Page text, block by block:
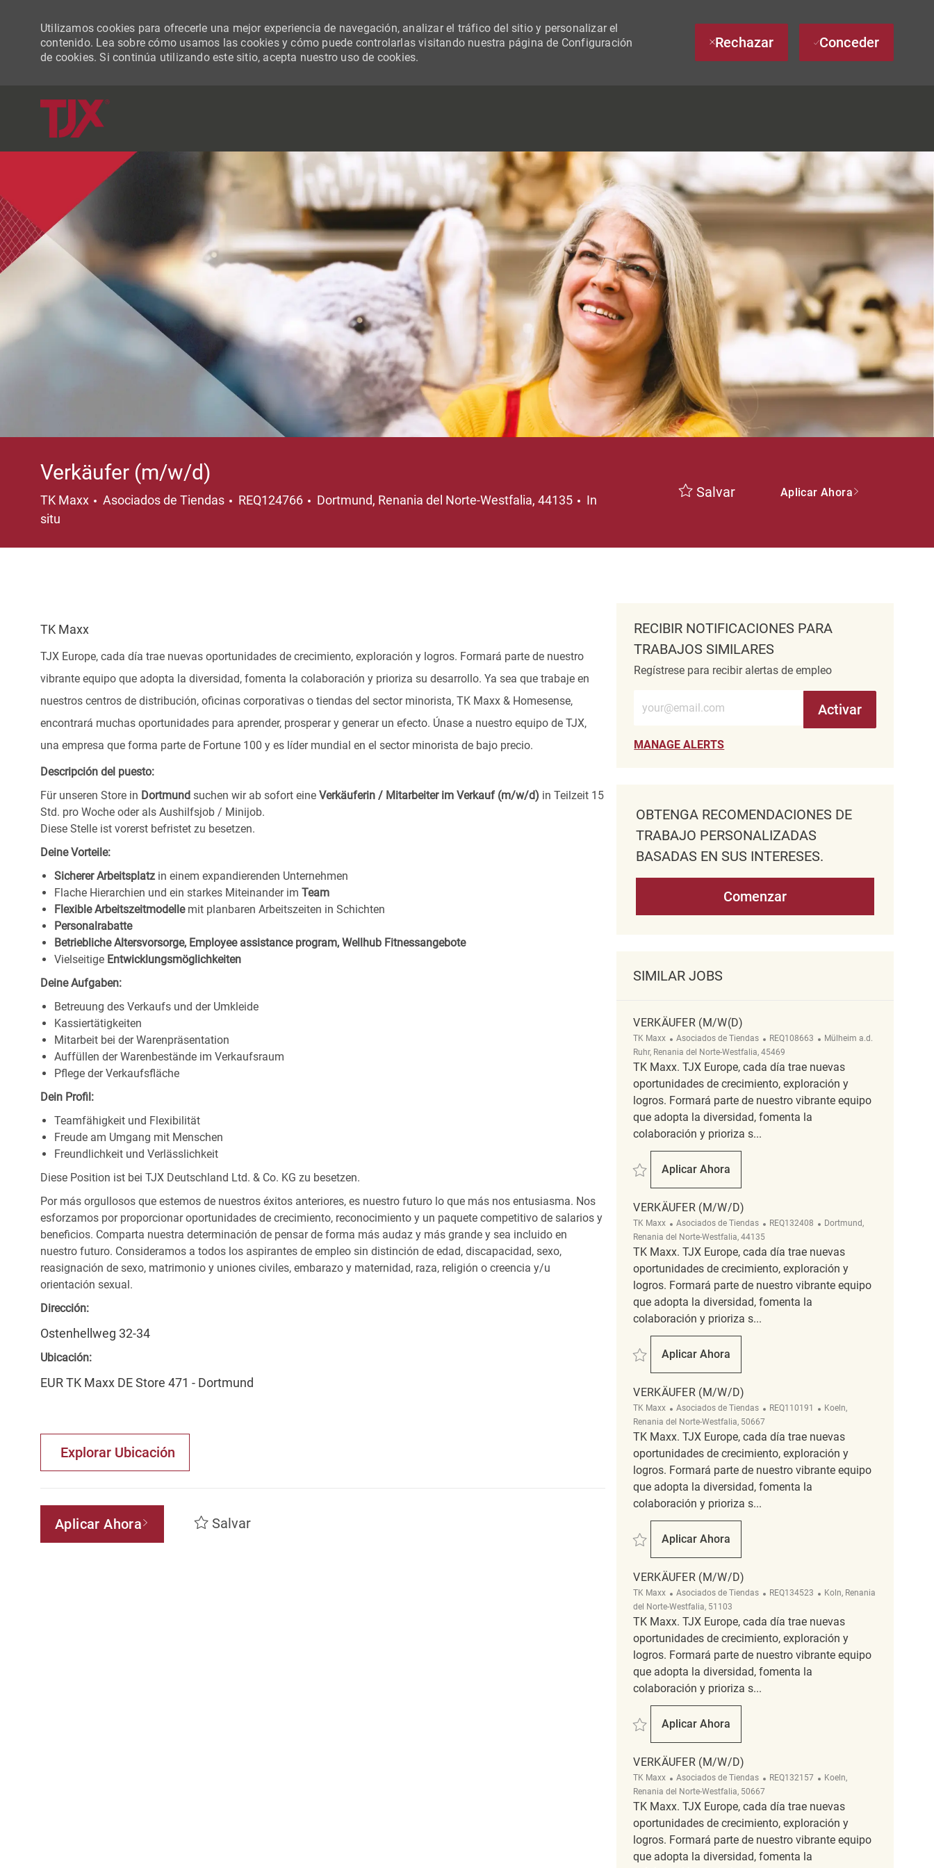
Utilizamos cookies para ofrecerle una mejor experiencia de navegación, analizar el tráfico del sitio y personalizar el
contenido. Lea sobre cómo usamos las cookies y cómo puede controlarlas visitando nuestra página de Configuración
de cookies. Si continúa utilizando este sitio, acepta nuestro uso de cookies.
Rechazar Conceder
Verkäufer (m/w/d)
TK Maxx Categoría
Asociados de Tiendas REQ124766 Ubicación
Dortmund, Renania del Norte-Westfalia, 44135
In
situ
Salvar Aplicar Ahora
TK Maxx
TJX Europe, cada día trae nuevas oportunidades de crecimiento, exploración y logros. Formará parte de nuestro
vibrante equipo que adopta la diversidad, fomenta la colaboración y prioriza su desarrollo. Ya sea que trabaje en
nuestros centros de distribución, oficinas corporativas o tiendas del sector minorista, TK Maxx & Homesense,
encontrará muchas oportunidades para aprender, prosperar y generar un efecto. Únase a nuestro equipo de TJX,
una empresa que forma parte de Fortune 100 y es líder mundial en el sector minorista de bajo precio.
Descripción del puesto:
Für unseren Store in Dortmund suchen wir ab sofort eine Verkäuferin / Mitarbeiter im Verkauf (m/w/d) in Teilzeit 15
Std. pro Woche oder als Aushilfsjob / Minijob.
Diese Stelle ist vorerst befristet zu besetzen.
Deine Vorteile:
Sicherer Arbeitsplatz in einem expandierenden Unternehmen
Flache Hierarchien und ein starkes Miteinander im Team
Flexible Arbeitszeitmodelle mit planbaren Arbeitszeiten in Schichten
Personalrabatte
Betriebliche Altersvorsorge, Employee assistance program, Wellhub Fitnessangebote
Vielseitige Entwicklungsmöglichkeiten
Deine Aufgaben:
Betreuung des Verkaufs und der Umkleide
Kassiertätigkeiten
Mitarbeit bei der Warenpräsentation
Auffüllen der Warenbestände im Verkaufsraum
Pflege der Verkaufsfläche
Dein Profil:
Teamfähigkeit und Flexibilität
Freude am Umgang mit Menschen
Freundlichkeit und Verlässlichkeit
Diese Position ist bei TJX Deutschland Ltd. & Co. KG zu besetzen.
Por más orgullosos que estemos de nuestros éxitos anteriores, es nuestro futuro lo que más nos entusiasma. Nos
esforzamos por proporcionar oportunidades de crecimiento, reconocimiento y un paquete competitivo de salarios y
beneficios. Comparta nuestra determinación de pensar de forma más audaz y más grande y sea incluido en
nuestro futuro. Consideramos a todos los aspirantes de empleo sin distinción de edad, discapacidad, sexo,
reasignación de sexo, matrimonio y uniones civiles, embarazo y maternidad, raza, religión o creencia y/u
orientación sexual.
Dirección:
Ostenhellweg 32-34
Ubicación:
EUR TK Maxx DE Store 471 - Dortmund
Explorar Ubicación
Aplicar Ahora Salvar
RECIBIR NOTIFICACIONES PARA
TRABAJOS SIMILARES
Regístrese para recibir alertas de empleo
Introduzca la dirección de correo electrónico (obligatorio)
Activar
MANAGE ALERTS
OBTENGA RECOMENDACIONES DE
TRABAJO PERSONALIZADAS
BASADAS EN SUS INTERESES.
Comenzar
SIMILAR JOBS
VERKÄUFER (M/W(D)
TK Maxx Categoría
Asociados de Tiendas ReqId
REQ108663 Ubicación
Mülheim a.d.
Ruhr, Renania del Norte-Westfalia, 45469
TK Maxx. TJX Europe, cada día trae nuevas
oportunidades de crecimiento, exploración y
logros. Formará parte de nuestro vibrante equipo
que adopta la diversidad, fomenta la
colaboración y prioriza s...
Salvar Verkäufer (m/w(d) REQ108663
Aplicar Ahora
Verkäufer (m/w(d)
VERKÄUFER (M/W/D)
TK Maxx Categoría
Asociados de Tiendas ReqId
REQ132408 Ubicación
Dortmund,
Renania del Norte-Westfalia, 44135
TK Maxx. TJX Europe, cada día trae nuevas
oportunidades de crecimiento, exploración y
logros. Formará parte de nuestro vibrante equipo
que adopta la diversidad, fomenta la
colaboración y prioriza s...
Salvar Verkäufer (m/w/d) REQ132408
Aplicar Ahora
Verkäufer (m/w/d)
VERKÄUFER (M/W/D)
TK Maxx Categoría
Asociados de Tiendas ReqId
REQ110191 Ubicación
Koeln,
Renania del Norte-Westfalia, 50667
TK Maxx. TJX Europe, cada día trae nuevas
oportunidades de crecimiento, exploración y
logros. Formará parte de nuestro vibrante equipo
que adopta la diversidad, fomenta la
colaboración y prioriza s...
Salvar Verkäufer (m/w/d) REQ110191
Aplicar Ahora
Verkäufer (m/w/d)
VERKÄUFER (M/W/D)
TK Maxx Categoría
Asociados de Tiendas ReqId
REQ134523 Ubicación
Koln, Renania
del Norte-Westfalia, 51103
TK Maxx. TJX Europe, cada día trae nuevas
oportunidades de crecimiento, exploración y
logros. Formará parte de nuestro vibrante equipo
que adopta la diversidad, fomenta la
colaboración y prioriza s...
Salvar Verkäufer (M/W/D) REQ134523
Aplicar Ahora
Verkäufer (M/W/D)
VERKÄUFER (M/W/D)
TK Maxx Categoría
Asociados de Tiendas ReqId
REQ132157 Ubicación
Koeln,
Renania del Norte-Westfalia, 50667
TK Maxx. TJX Europe, cada día trae nuevas
oportunidades de crecimiento, exploración y
logros. Formará parte de nuestro vibrante equipo
que adopta la diversidad, fomenta la